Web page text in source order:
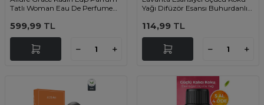
Tatlı Woman Eau De Perfume
599,99 TL
Yağı Difüzör Esansı Buhurdanlık
114,99 TL